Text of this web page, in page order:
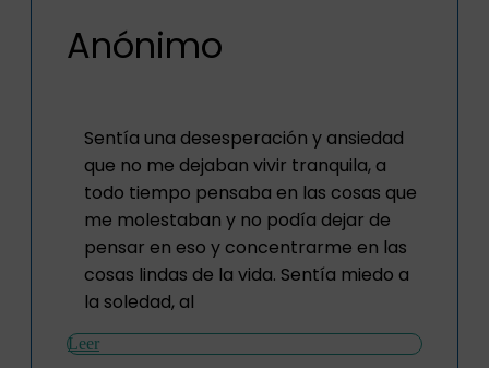
Anónimo
Sentía una desesperación y ansiedad
que no me dejaban vivir tranquila, a
todo tiempo pensaba en las cosas que
me molestaban y no podía dejar de
pensar en eso y concentrarme en las
cosas lindas de la vida. Sentía miedo a
la soledad, al
Leer